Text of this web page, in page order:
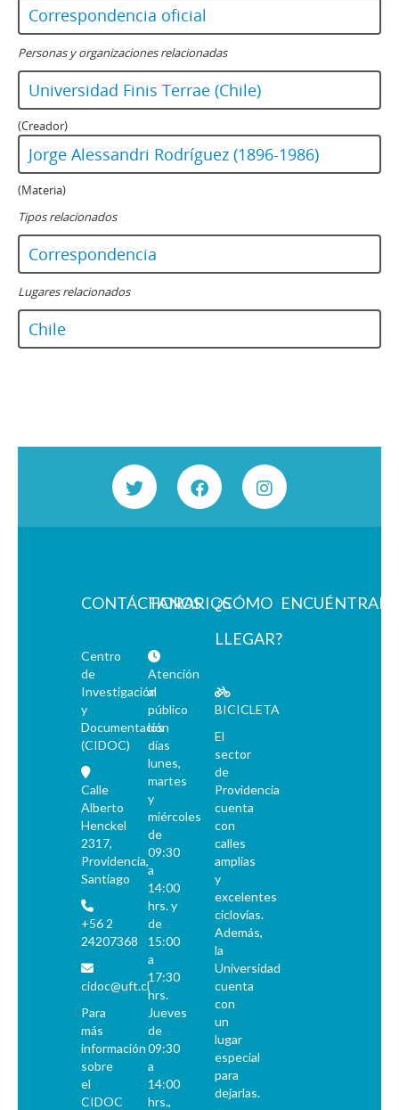
Correspondencia oficial
Personas y organizaciones relacionadas
Universidad Finis Terrae (Chile)
(Creador)
Jorge Alessandri Rodríguez (1896-1986)
(Materia)
Tipos relacionados
Correspondencia
Lugares relacionados
Chile
CONTÁCTANOS
Centro
de
Investigación
y
Documentación
(CIDOC)
Calle
Alberto
Henckel
2317,
Providencia,
Santiago
+56 2
24207368
cidoc@uft.cl
Para
más
información
sobre
el
CIDOC
HORARIOS
Atención
al
público
los
días
lunes,
martes
y
miércoles
de
09:30
a
14:00
hrs. y
de
15:00
a
17:30
hrs.
Jueves
de
09:30
a
14:00
hrs.,
¿CÓMO
LLEGAR?
BICICLETA
El
sector
de
Providencia
cuenta
con
calles
amplias
y
excelentes
ciclovías.
Además,
la
Universidad
cuenta
con
un
lugar
especial
para
dejarlas.